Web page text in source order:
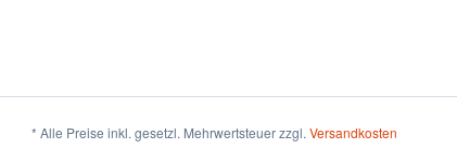
* Alle Preise inkl. gesetzl. Mehrwertsteuer zzgl. Versandkosten